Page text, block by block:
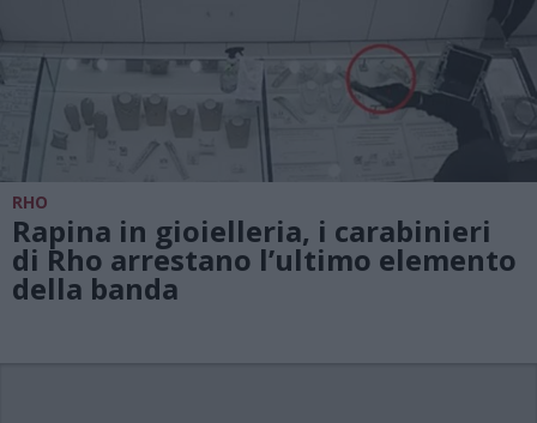
RHO
Rapina in gioielleria, i carabinieri
di Rho arrestano l’ultimo elemento
della banda